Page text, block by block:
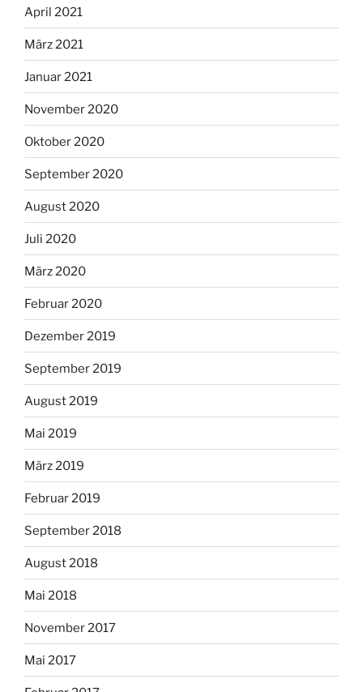
April 2021
März 2021
Januar 2021
November 2020
Oktober 2020
September 2020
August 2020
Juli 2020
März 2020
Februar 2020
Dezember 2019
September 2019
August 2019
Mai 2019
März 2019
Februar 2019
September 2018
August 2018
Mai 2018
November 2017
Mai 2017